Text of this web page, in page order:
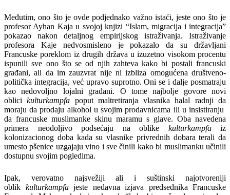
Međutim, ono što je ovde podjednako važno istaći, jeste ono što je
profesor Ayhan Kaja u svojoj knjizi “Islam, migracija i integracija”
pokazao nakon detaljnog empirijskog istraživanja. Istraživanje
profesora Kaje nedvosmisleno je pokazalo da su državljani
Francuske poreklom iz drugih država u izuzetno visokom procentu
ispunili sve ono što se od njih zahteva kako bi postali francuski
građani, ali da im zauzvrat nije ni izbliza omogućena društveno-
politička integracija, već upravo suprotno. Oni se i dalje posmatraju
kao nedovoljno lojalni građani. O tome najbolje govore novi
oblicikulturkampfa poput maltretiranja vlasnika halal radnji da
moraju da prodaju alkohol u svojim prodavnicama ili u insistiranju
da francuske muslimanke skinu maramu s glave. Oba navedena
primera neodoljivo podsećaju na oblike kulturkampfa iz
kolonizacionog doba kada su vlasnike privrednih dobara terali da
umesto pšenice uzgajaju vino i sve činili kako bi muslimanku učinili
dostupnu svojim pogledima.
Ipak, verovatno najsvežiji ali i suštinski najotvoreniji
oblik kulturkampfajeste nedavna izjava predsednika Francuske